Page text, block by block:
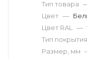
Тип товара
Цвет —
Цвет RAL
—
Тип покрытия
Размер, мм